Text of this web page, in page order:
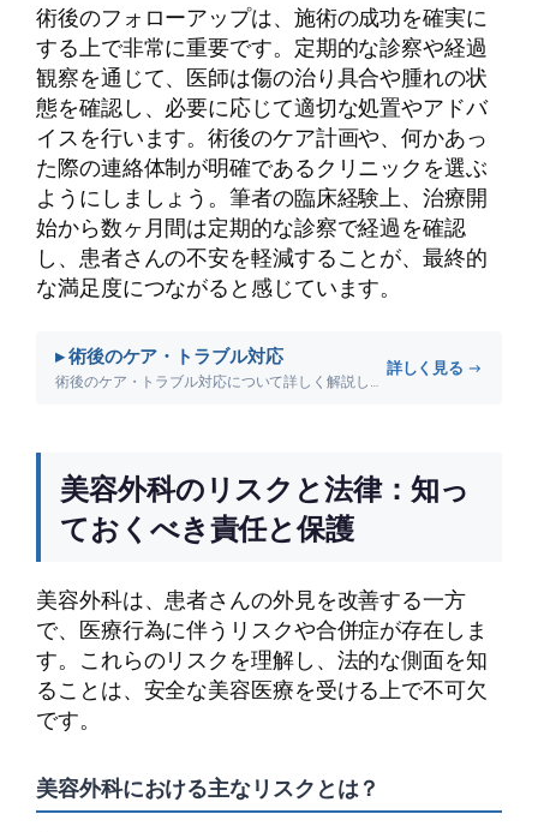
術後のフォローアップは、施術の成功を確実に
する上で非常に重要です。定期的な診察や経過
観察を通じて、医師は傷の治り具合や腫れの状
態を確認し、必要に応じて適切な処置やアドバ
イスを行います。術後のケア計画や、何かあっ
た際の連絡体制が明確であるクリニックを選ぶ
ようにしましょう。筆者の臨床経験上、治療開
始から数ヶ月間は定期的な診察で経過を確認
し、患者さんの不安を軽減することが、最終的
な満足度につながると感じています。
▸ 術後のケア・トラブル対応
術後のケア・トラブル対応について詳しく解説します。
詳しく見る →
美容外科のリスクと法律：知っ
ておくべき責任と保護
美容外科は、患者さんの外見を改善する一方
で、医療行為に伴うリスクや合併症が存在しま
す。これらのリスクを理解し、法的な側面を知
ることは、安全な美容医療を受ける上で不可欠
です。
美容外科における主なリスクとは？